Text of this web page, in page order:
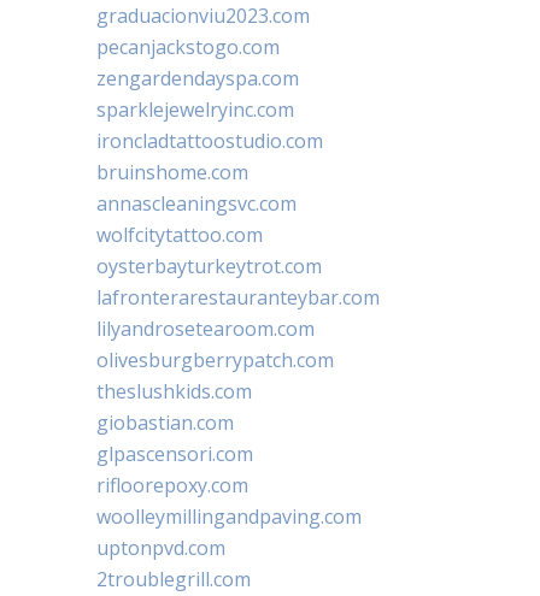
graduacionviu2023.com
pecanjackstogo.com
zengardendayspa.com
sparklejewelryinc.com
ironcladtattoostudio.com
bruinshome.com
annascleaningsvc.com
wolfcitytattoo.com
oysterbayturkeytrot.com
lafronterarestauranteybar.com
lilyandrosetearoom.com
olivesburgberrypatch.com
theslushkids.com
giobastian.com
glpascensori.com
rifloorepoxy.com
woolleymillingandpaving.com
uptonpvd.com
2troublegrill.com